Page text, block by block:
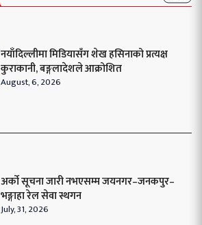
नयाँदिल्लीमा मिडियासँग शेख हसिनाको प्रत्यक्ष
कुराकानी, बङ्गलादेशले आक्रोशित
August, 6, 2026
अर्को सूचना जारी नभएसम्म जयनगर–जनकपुर–
भङ्गाहा रेल सेवा स्थगन
July, 31, 2026